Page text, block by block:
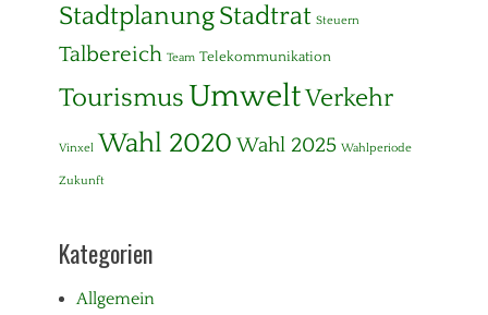
StadtplanungStadtrat Steuern
Talbereich Team Telekommunikation
TourismusUmweltVerkehr
Vinxel Wahl 2020 Wahl 2025 Wahlperiode
Zukunft
Kategorien
Allgemein